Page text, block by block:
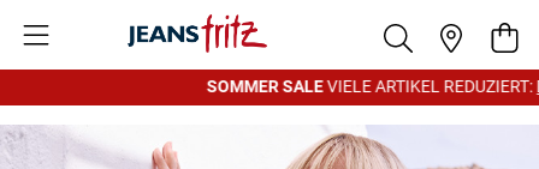
SOMMER SALEVIELE ARTIKEL REDUZIERT: